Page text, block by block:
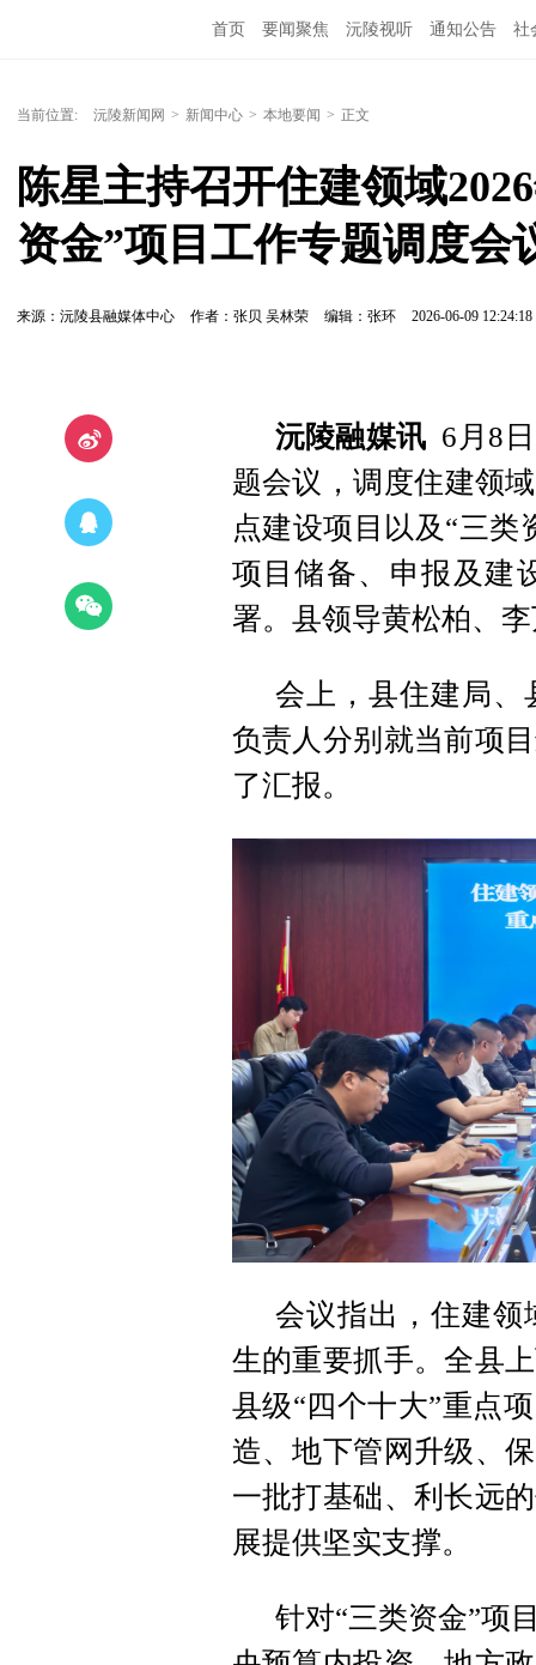
首页 要闻聚焦 沅陵视听 通知公告 社
当前位置: 沅陵新闻网 > 新闻中心 > 本地要闻 > 正文
陈星主持召开住建领域
资金”项目工作专题调度会
来源：沅陵县融媒体中心 作者：张贝 吴林荣 编辑：张环 2026-06-09 12:24:18
沅陵融媒讯 6月8
题会议，调度住建领
点建设项目以及“三类
项目储备、申报及建
署。县领导黄松柏、
会上，县住建局、
负责人分别就当前项
了汇报。
会议指出，住建领
生的重要抓手。全县
县级“四个十大”重点
造、地下管网升级、
一批打基础、利长远
展提供坚实支撑。
针对“三类资金”项